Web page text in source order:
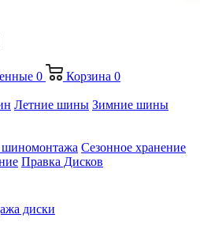
0 Корзина 0
Летние шины Зимние шины
шиномонтажа Сезонное хранение
Правка Дисков
диски